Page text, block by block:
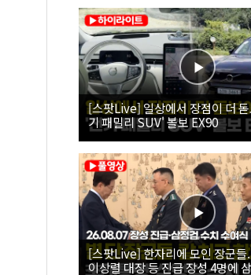
[스팟Live] 일상에서 장점이 더
기 패밀리 SUV' 볼보 EX90
[스팟Live] 한자리에 모인 장군
이상렬 대장 등 진급 장성 4명에